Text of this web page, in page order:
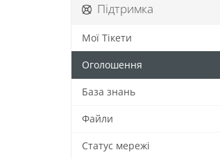
Підтримка
Мої Тікети
Оголошення
База знань
Файли
Статус мережі